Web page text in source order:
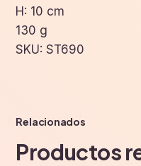
H: 10 cm
130 g
SKU: ST690
Relacionados
Productos